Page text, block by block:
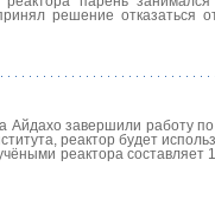
решение отказаться
Айдахо завершили работу по
реактор будет
реактора составляет